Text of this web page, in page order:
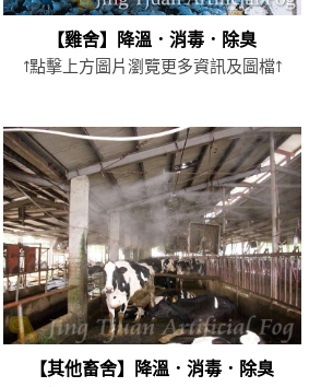
【雞舍】降溫．消毒．除臭
↑點擊上方圖片瀏覽更多資訊及圖檔↑
【其他畜舍】降溫．消毒．除臭